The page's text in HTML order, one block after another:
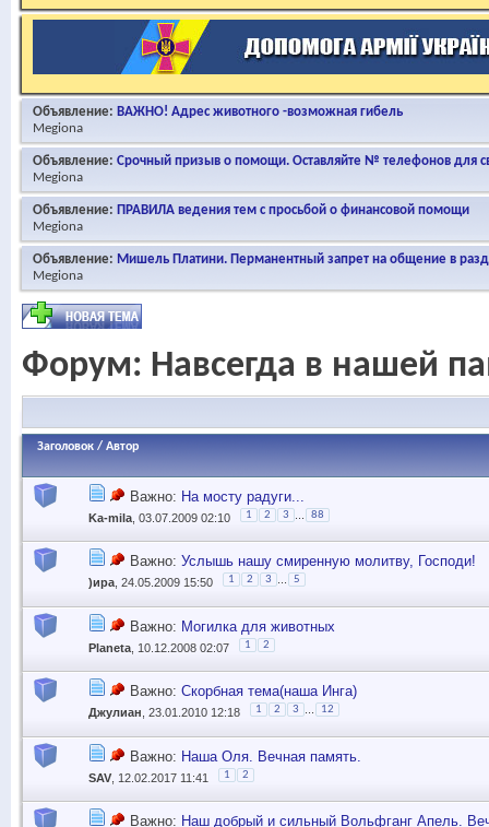
Объявление: ВАЖНО! Адрес животного -возможная гибель
Megiona
Объявление: Срочный призыв о помощи. Оставляйте № телефонов для
Megiona
Объявление: ПРАВИЛА ведения тем с просьбой о финансовой помощи
Megiona
Объявление: Мишель Платини. Перманентный запрет на общение в
Megiona
Форум: Навсегда в нашей
Заголовок / Автор
Важно: На мосту радуги...
Ka-mila , 03.07.2009 02:10 1 2 3 88
Важно: Услышь нашу смиренную молитву, Господи!
)ира , 24.05.2009 15:50 1 2 3 5
Важно: Могилка для животных
Planeta , 10.12.2008 02:07 1 2
Важно: Скорбная тема(наша Инга)
Джулиан , 23.01.2010 12:18 1 2 3 12
Важно: Наша Оля. Вечная память.
SAV , 12.02.2017 11:41 1 2
Важно: Наш добрый и сильный Вольфганг Апель.